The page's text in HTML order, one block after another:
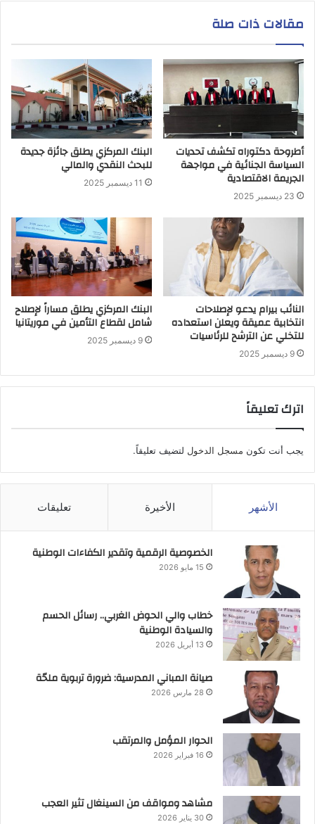
مقالات ذات صلة
أطروحة دكتوراه تكشف تحديات
السياسة الجنائية في مواجهة
الجريمة الاقتصادية
23 ديسمبر 2025
البنك المركزي يطلق جائزة جديدة
للبحث النقدي والمالي
11 ديسمبر 2025
النائب بيرام يدعو لإصلاحات
انتخابية عميقة ويعلن استعداده
للتخلي عن الترشح للرئاسيات
9 ديسمبر 2025
البنك المركزي يطلق مساراً لإصلاح
شامل لقطاع التأمين في موريتانيا
9 ديسمبر 2025
اترك تعليقاً
يجب أنت تكون مسجل الدخول لتضيف تعليقاً.
الأشهر الأخيرة تعليقات
الخصوصية الرقمية وتقدير الكفاءات الوطنية
15 مايو 2026
خطاب والي الحوض الغربي.. رسائل الحسم
والسيادة الوطنية
13 أبريل 2026
صيانة المباني المدرسية: ضرورة تربوية ملحّة
28 مارس 2026
الحوار المؤمل والمرتقب
16 فبراير 2026
مشاهد ومواقف من السينغال تثير العجب
30 يناير 2026